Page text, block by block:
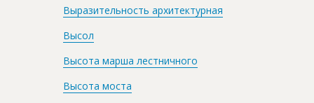
Выразительность архитектурная
Высол
Высота марша лестничного
Высота моста